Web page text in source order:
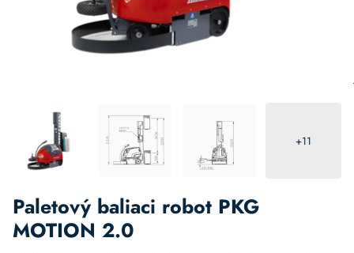
+11
Paletový baliaci robot PKG
MOTION 2.0